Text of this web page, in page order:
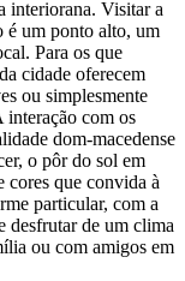
interiorana. Visitar a
é um ponto alto, um
Para os que
cidade oferecem
ou simplesmente
interação com os
dom-macedense
o pôr do sol em
cores que convida à
particular, com a
desfrutar de um clima
ou com amigos em